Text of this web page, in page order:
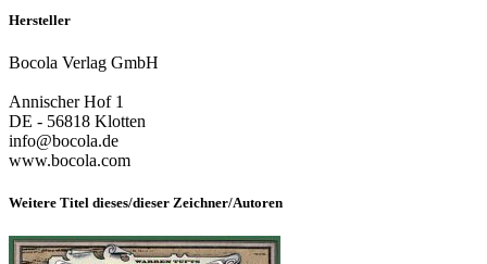
Hersteller
Bocola Verlag GmbH
Annischer Hof 1
DE - 56818 Klotten
info@bocola.de
www.bocola.com
Weitere Titel dieses/dieser Zeichner/Autoren